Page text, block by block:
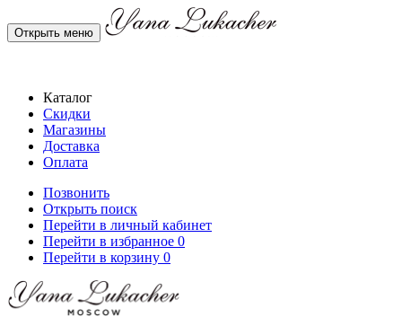
Открыть меню
Каталог
Скидки
Магазины
Доставка
Оплата
Позвонить
Открыть поиск
Перейти в личный кабинет
Перейти в избранное 0
Перейти в корзину 0